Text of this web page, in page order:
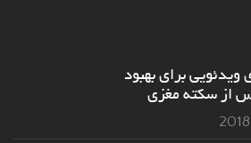
ویدئویی برای بهبود
از سکته مغزی